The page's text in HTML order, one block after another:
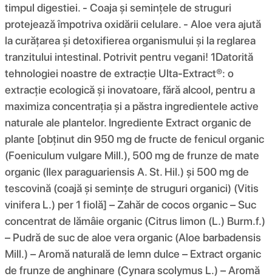
timpul digestiei. - Coaja și semințele de struguri
protejează împotriva oxidării celulare. - Aloe vera ajută
la curățarea și detoxifierea organismului și la reglarea
tranzitului intestinal. Potrivit pentru vegani! 1Datorită
tehnologiei noastre de extracție Ulta-Extract®: o
extracție ecologică și inovatoare, fără alcool, pentru a
maximiza concentrația și a păstra ingredientele active
naturale ale plantelor. Ingrediente Extract organic de
plante [obținut din 950 mg de fructe de fenicul organic
(Foeniculum vulgare Mill.), 500 mg de frunze de mate
organic (Ilex paraguariensis A. St. Hil.) și 500 mg de
tescovină (coajă și semințe de struguri organici) (Vitis
vinifera L.) per 1 fiolă] – Zahăr de cocos organic – Suc
concentrat de lămâie organic (Citrus limon (L.) Burm.f.)
– Pudră de suc de aloe vera organic (Aloe barbadensis
Mill.) – Aromă naturală de lemn dulce – Extract organic
de frunze de anghinare (Cynara scolymus L.) – Aromă